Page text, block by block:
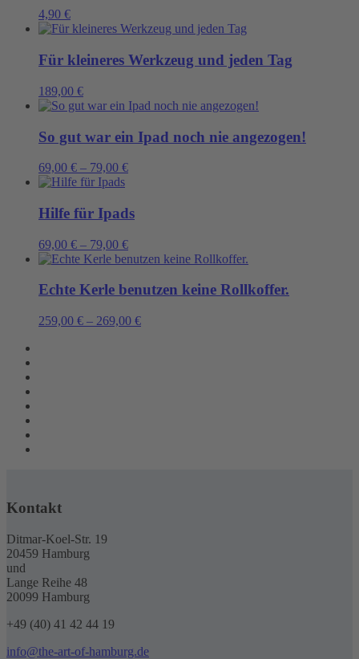
4,90 €
Für kleineres Werkzeug und jeden Tag
189,00 €
So gut war ein Ipad noch nie angezogen!
69,00 € – 79,00 €
Hilfe für Ipads
69,00 € – 79,00 €
Echte Kerle benutzen keine Rollkoffer.
259,00 € – 269,00 €
Kontakt
Ditmar-Koel-Str. 19
20459 Hamburg
und
Lange Reihe 48
20099 Hamburg
+49 (40) 41 42 44 19
info@the-art-of-hamburg.de